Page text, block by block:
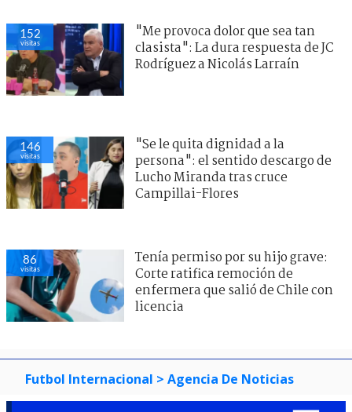
152
visitas
"Me provoca dolor que sea tan
clasista": La dura respuesta de JC
Rodríguez a Nicolás Larraín
146
visitas
"Se le quita dignidad a la
persona": el sentido descargo de
Lucho Miranda tras cruce
Campillai-Flores
86
visitas
Tenía permiso por su hijo grave:
Corte ratifica remoción de
enfermera que salió de Chile con
licencia
Futbol Internacional > Agencia De Noticias